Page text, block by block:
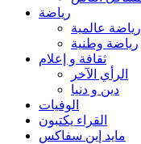
رياضة
رياضة عالمية
رياضة وطنية
ثقافة و إعلام
الرأي الآخر
دين و دنيا
الوفيات
القراء يكتبون
مايد إين سفاكس